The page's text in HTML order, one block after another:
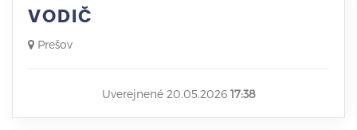
VODIČ
Prešov
Uverejnené 20.05.2026 17:38